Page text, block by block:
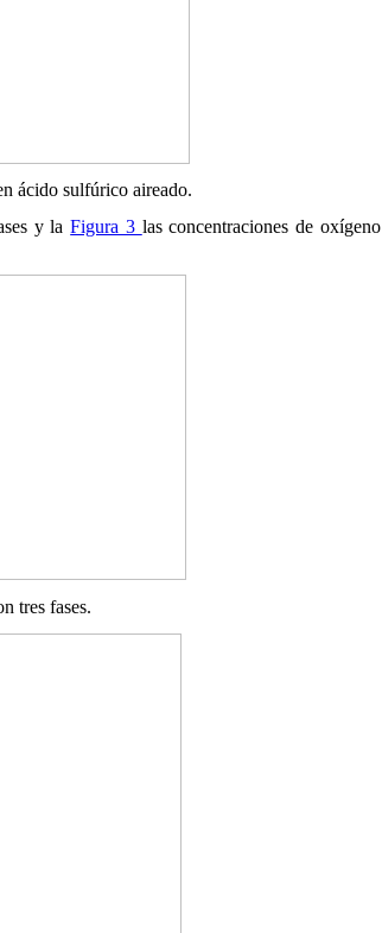
ácido sulfúrico aireado.
y laFigura 3 las concentraciones de oxígeno
tres fases.